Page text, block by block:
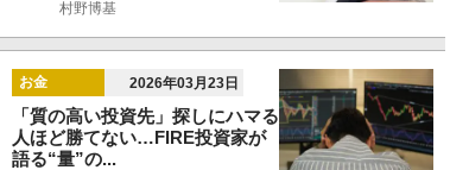
村野博基
お金 2026年03月23日
「質の高い投資先」探しにハマる
人ほど勝てない…FIRE投資家が
語る“量”の...